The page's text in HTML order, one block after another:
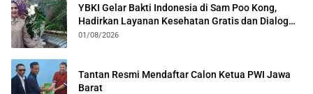
YBKI Gelar Bakti Indonesia di Sam Poo Kong,
Hadirkan Layanan Kesehatan Gratis dan Dialog
Kebangsaan
01/08/2026
Tantan Resmi Mendaftar Calon Ketua PWI Jawa
Barat